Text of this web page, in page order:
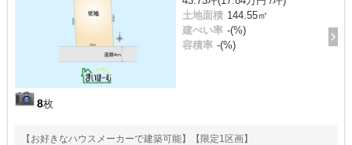
8枚
土地面積 144.55㎡
建ぺい率 -(%)
容積率 -(%)
【お好きなハウスメーカーで建築可能】【限定1区画】